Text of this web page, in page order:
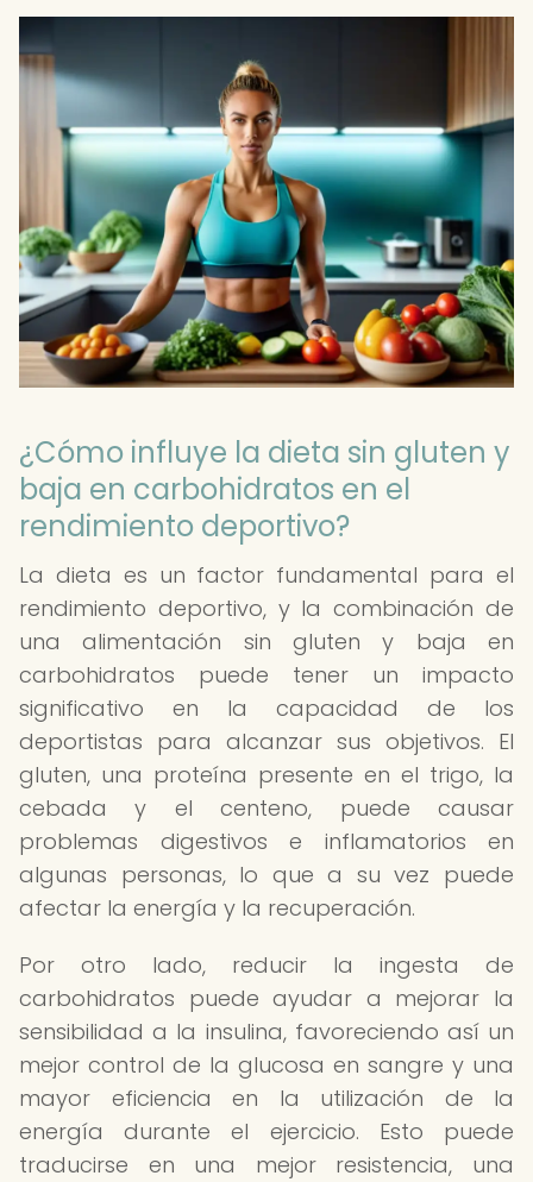
¿Cómo influye la dieta sin gluten y
baja en carbohidratos en el
rendimiento deportivo?
La dieta es un factor fundamental para el
rendimiento deportivo, y la combinación de
una alimentación sin gluten y baja en
carbohidratos puede tener un impacto
significativo en la capacidad de los
deportistas para alcanzar sus objetivos. El
gluten, una proteína presente en el trigo, la
cebada y el centeno, puede causar
problemas digestivos e inflamatorios en
algunas personas, lo que a su vez puede
afectar la energía y la recuperación.
Por otro lado, reducir la ingesta de
carbohidratos puede ayudar a mejorar la
sensibilidad a la insulina, favoreciendo así un
mejor control de la glucosa en sangre y una
mayor eficiencia en la utilización de la
energía durante el ejercicio. Esto puede
traducirse en una mejor resistencia, una